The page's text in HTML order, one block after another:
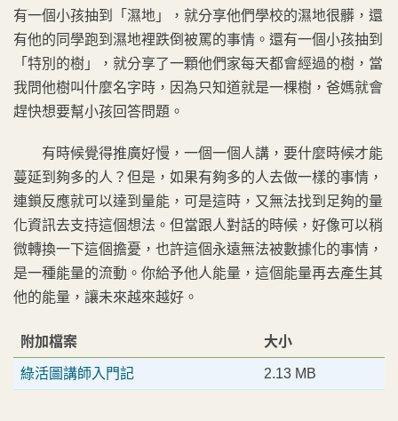
有一個小孩抽到「濕地」，就分享他們學校的濕地很髒，還
有他的同學跑到濕地裡跌倒被罵的事情。還有一個小孩抽到
「特別的樹」，就分享了一顆他們家每天都會經過的樹，當
我問他樹叫什麼名字時，因為只知道就是一棵樹，爸媽就會
趕快想要幫小孩回答問題。
有時候覺得推廣好慢，一個一個人講，要什麼時候才能
蔓延到夠多的人？但是，如果有夠多的人去做一樣的事情，
連鎖反應就可以達到量能，可是這時，又無法找到足夠的量
化資訊去支持這個想法。但當跟人對話的時候，好像可以稍
微轉換一下這個擔憂，也許這個永遠無法被數據化的事情，
是一種能量的流動。你給予他人能量，這個能量再去產生其
他的能量，讓未來越來越好。
附加檔案 大小
綠活圖講師入門記 2.13 MB